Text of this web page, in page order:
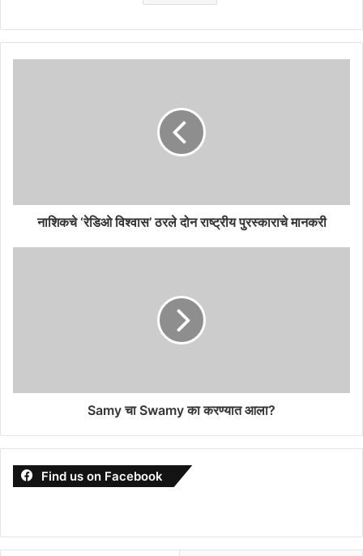
नाशिकचे ‘रेडिओ विश्वास’ ठरले दोन राष्ट्रीय पुरस्काराचे मानकरी
Samy चा Swamy का करण्यात आला?
Find us on Facebook